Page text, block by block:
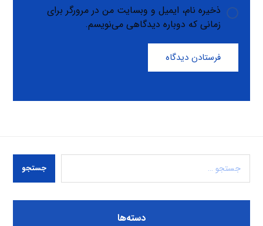
ذخیره نام، ایمیل و وبسایت من در مرورگر برای
زمانی که دوباره دیدگاهی می‌نویسم.
فرستادن دیدگاه
جستجو
دسته‌ها